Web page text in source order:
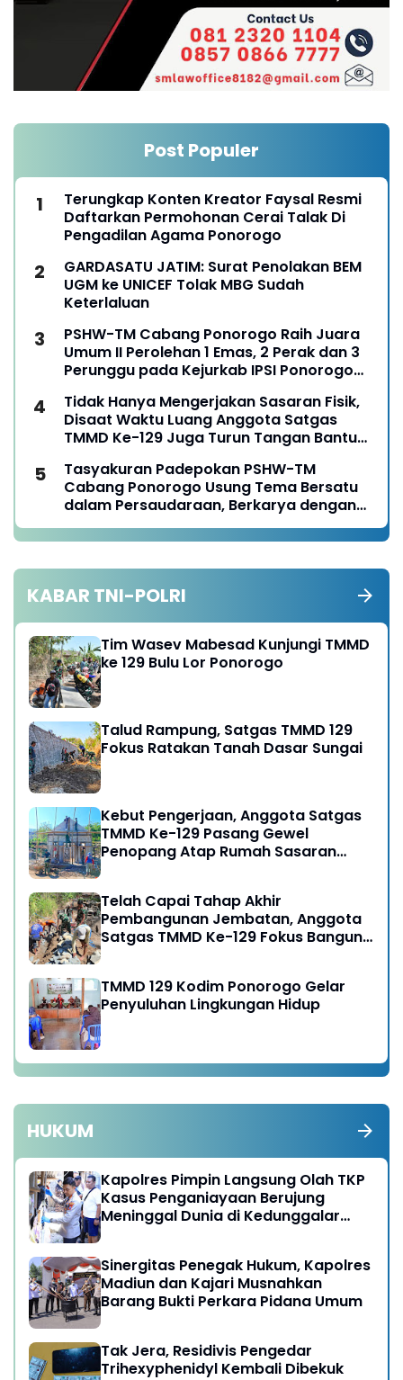
Post Populer
Terungkap Konten Kreator Faysal Resmi
Daftarkan Permohonan Cerai Talak Di
Pengadilan Agama Ponorogo
GARDASATU JATIM: Surat Penolakan BEM
UGM ke UNICEF Tolak MBG Sudah
Keterlaluan
PSHW-TM Cabang Ponorogo Raih Juara
Umum II Perolehan 1 Emas, 2 Perak dan 3
Perunggu pada Kejurkab IPSI Ponorogo
Tidak Hanya Mengerjakan Sasaran Fisik,
Disaat Waktu Luang Anggota Satgas
TMMD Ke-129 Juga Turun Tangan Bantu
Tasyakuran Padepokan PSHW-TM
Cabang Ponorogo Usung Tema Bersatu
dalam Persaudaraan, Berkarya dengan
Keikhlasan dan Mengabdi dengan
Tanggungjawab
KABAR TNI-POLRI
Tim Wasev Mabesad Kunjungi TMMD
ke 129 Bulu Lor Ponorogo
Talud Rampung, Satgas TMMD 129
Fokus Ratakan Tanah Dasar Sungai
Kebut Pengerjaan, Anggota Satgas
TMMD Ke-129 Pasang Gewel
Penopang Atap Rumah Sasaran
Telah Capai Tahap Akhir
Pembangunan Jembatan, Anggota
Satgas TMMD Ke-129 Fokus Bangun
TMMD 129 Kodim Ponorogo Gelar
Penyuluhan Lingkungan Hidup
HUKUM
Kapolres Pimpin Langsung Olah TKP
Kasus Penganiayaan Berujung
Meninggal Dunia di Kedunggalar
Sinergitas Penegak Hukum, Kapolres
Madiun dan Kajari Musnahkan
Barang Bukti Perkara Pidana Umum
Tak Jera, Residivis Pengedar
Trihexyphenidyl Kembali Dibekuk